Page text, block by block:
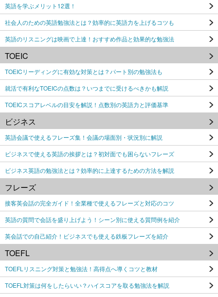
英語を学ぶメリット12選！
社会人のための英語勉強法とは？効率的に英語力を上げるコツも
英語のリスニングは映画で上達！おすすめ作品と効果的な勉強法
TOEIC
TOEICリーディングに有効な対策とは？パート別の勉強法も
就活で有利なTOEICの点数は？いつまでに受けるべきかも解説
TOEICスコアレベルの目安を解説！点数別の英語力と評価基準
ビジネス
英語会議で使えるフレーズ集！会議の場面別・状況別に解説
ビジネスで使える英語の挨拶とは？初対面でも困らないフレーズ
ビジネス英語の勉強法とは？効率的に上達するための方法を解説
フレーズ
接客英会話の完全ガイド！全業種で使えるフレーズと対応のコツ
英語の質問で会話を盛り上げよう！シーン別に使える質問例を紹介
英会話での自己紹介！ビジネスでも使える鉄板フレーズを紹介
TOEFL
TOEFLリスニング対策と勉強法！高得点へ導くコツと教材
TOEFL対策は何をしたらいい？ハイスコアを取る勉強法を解説